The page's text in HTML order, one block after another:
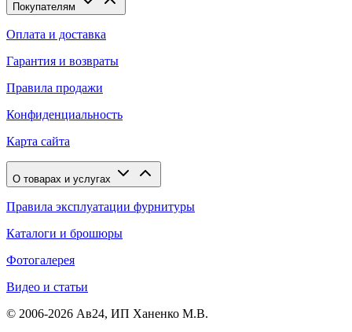
Покупателям
Оплата и доставка
Гарантия и возвраты
Правила продажи
Конфиденциальность
Карта сайта
О товарах и услугах
Правила эксплуатации фурнитуры
Каталоги и брошюры
Фотогалерея
Видео и статьи
© 2006-2026 Ав24, ИП Ханенко М.В.